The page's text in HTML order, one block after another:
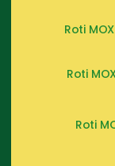
Roti
Roti
Roti